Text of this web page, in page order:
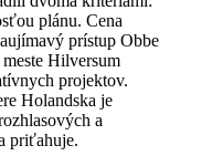
plánu. Cena
prístup Obbe
Hilversum
projektov.
Holandska je
a
priťahuje.